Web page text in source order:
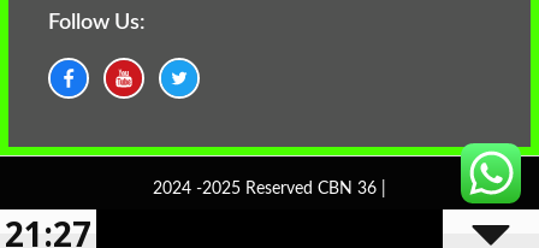
Follow Us:
2024 -2025 Reserved CBN 36 |
21:27